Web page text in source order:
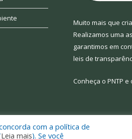
Muito mais que
Realizamos uma
garantimos em
leis de
Conheça o PNTP e
Mapa do Site
com a política de
Leia mais). Se você